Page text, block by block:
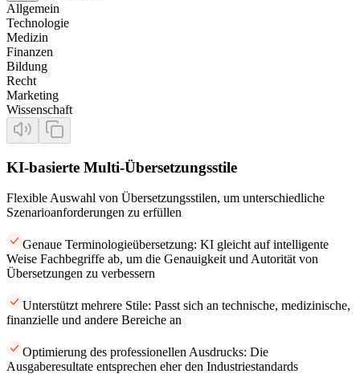
Allgemein
Technologie
Medizin
Finanzen
Bildung
Recht
Marketing
Wissenschaft
KI-basierte Multi-Übersetzungsstile
Flexible Auswahl von Übersetzungsstilen, um unterschiedliche
Szenarioanforderungen zu erfüllen
Genaue Terminologieübersetzung: KI gleicht auf intelligente
Weise Fachbegriffe ab, um die Genauigkeit und Autorität von
Übersetzungen zu verbessern
Unterstützt mehrere Stile: Passt sich an technische, medizinische,
finanzielle und andere Bereiche an
Optimierung des professionellen Ausdrucks: Die
Ausgaberesultate entsprechen eher den Industriestandards